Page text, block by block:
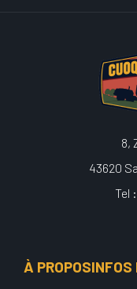
8,
43620
Tel
À PROPOSINFOS